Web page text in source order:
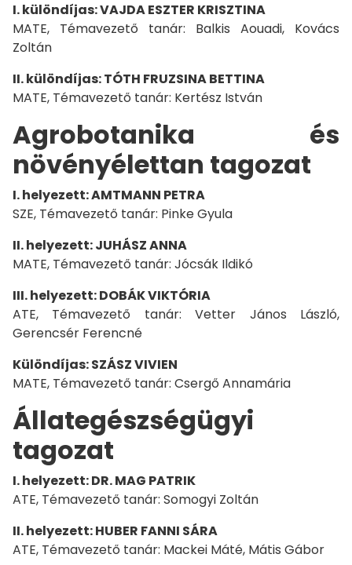
I. különdíjas: VAJDA ESZTER KRISZTINA
MATE, Témavezető tanár: Balkis Aouadi, Kovács
Zoltán
II. különdíjas: TÓTH FRUZSINA BETTINA
MATE, Témavezető tanár: Kertész István
Agrobotanika és
növényélettan tagozat
I. helyezett: AMTMANN PETRA
SZE, Témavezető tanár: Pinke Gyula
II. helyezett: JUHÁSZ ANNA
MATE, Témavezető tanár: Jócsák Ildikó
III. helyezett: DOBÁK VIKTÓRIA
ATE, Témavezető tanár: Vetter János László,
Gerencsér Ferencné
Különdíjas: SZÁSZ VIVIEN
MATE, Témavezető tanár: Csergő Annamária
Állategészségügyi
tagozat
I. helyezett: DR. MAG PATRIK
ATE, Témavezető tanár: Somogyi Zoltán
II. helyezett: HUBER FANNI SÁRA
ATE, Témavezető tanár: Mackei Máté, Mátis Gábor